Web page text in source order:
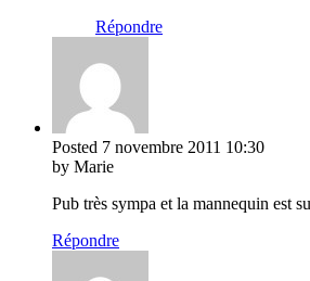
Répondre
Posted 7 novembre 2011 10:30
by Marie
Pub très sympa et la mannequin est
Répondre